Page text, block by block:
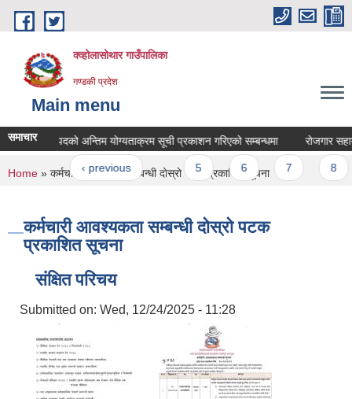
Skip to main content
क्व्होलासोथार गाउँपालिका
गण्डकी प्रदेश
Main menu
समाचार
सहायक पदको अन्तिम योग्यताक्रम सूची प्रकाशन गरिएको सम्बन्धमा रोजगार
first ‹ previous … 5 6 7
You are here
Home » कर्मचारी आवश्यकता सम्बन्धी दोस्रो पटक प्रकाशित सूचना
कर्मचारी आवश्यकता सम्बन्धी दोस्रो पटक
प्रकाशित सूचना
संक्षित परिचय
Submitted on: Wed, 12/24/2025 - 11:28